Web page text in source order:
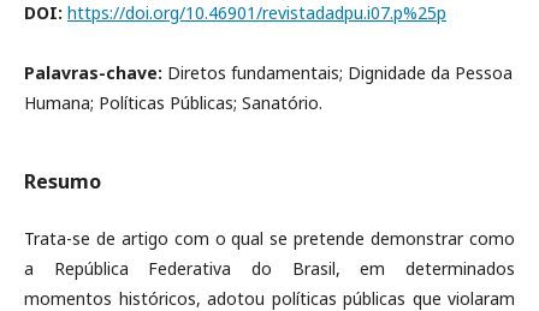
DOI: https://doi.org/10.46901/revistadadpu.i07.p%25p
Palavras-chave: Diretos fundamentais; Dignidade da Pessoa
Humana; Políticas Públicas; Sanatório.
Resumo
Trata-se de artigo com o qual se pretende demonstrar como
a República Federativa do Brasil, em determinados
momentos históricos, adotou políticas públicas que violaram